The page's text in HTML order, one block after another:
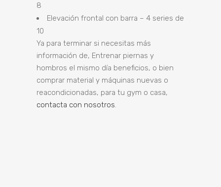
8
Elevación frontal con barra – 4 series de
10
Ya para terminar si necesitas más
información de, Entrenar piernas y
hombros el mismo día beneficios, o bien
comprar material y máquinas nuevas o
reacondicionadas, para tu gym o casa,
contacta con nosotros.